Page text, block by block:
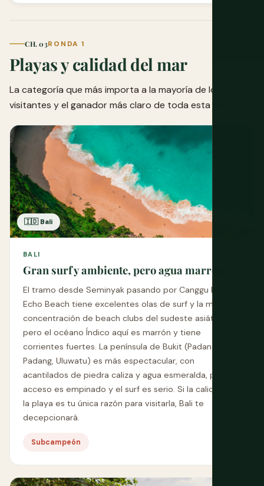
CH. 03RONDA 1
Playas y calidad del mar
La categoría que más importa a la mayoría de los
visitantes y el ganador más claro de toda esta página.
🇮🇩 Bali
BALI
Gran surf y ambiente, pero agua marrón
El tramo desde Seminyak pasando por Canggu hasta
Echo Beach tiene excelentes olas de surf y la mayor
concentración de beach clubs del sudeste asiático,
pero el océano Índico aquí es marrón y tiene
corrientes fuertes. La península de Bukit (Padang
Padang, Uluwatu) es más espectacular, con
acantilados de piedra caliza y agua esmeralda, pero el
acceso es empinado y el surf es serio. Si la calidad de
la playa es tu única razón para visitarla, Bali te
decepcionará.
Subcampeón